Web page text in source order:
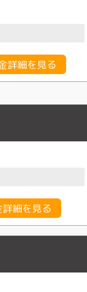
詳細を見る
細を見る